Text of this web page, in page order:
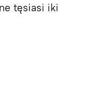
tęsiasi iki